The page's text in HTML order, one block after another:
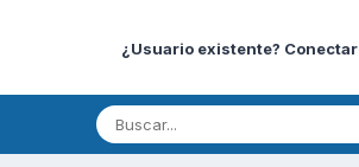
¿Usuario existente? Conectar